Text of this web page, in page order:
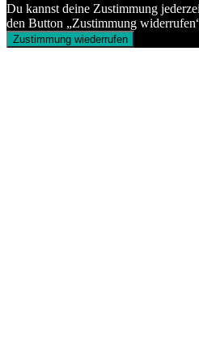
Du kannst deine Zustimmung
den Button „Zustimmung
Zustimmung wiederrufen